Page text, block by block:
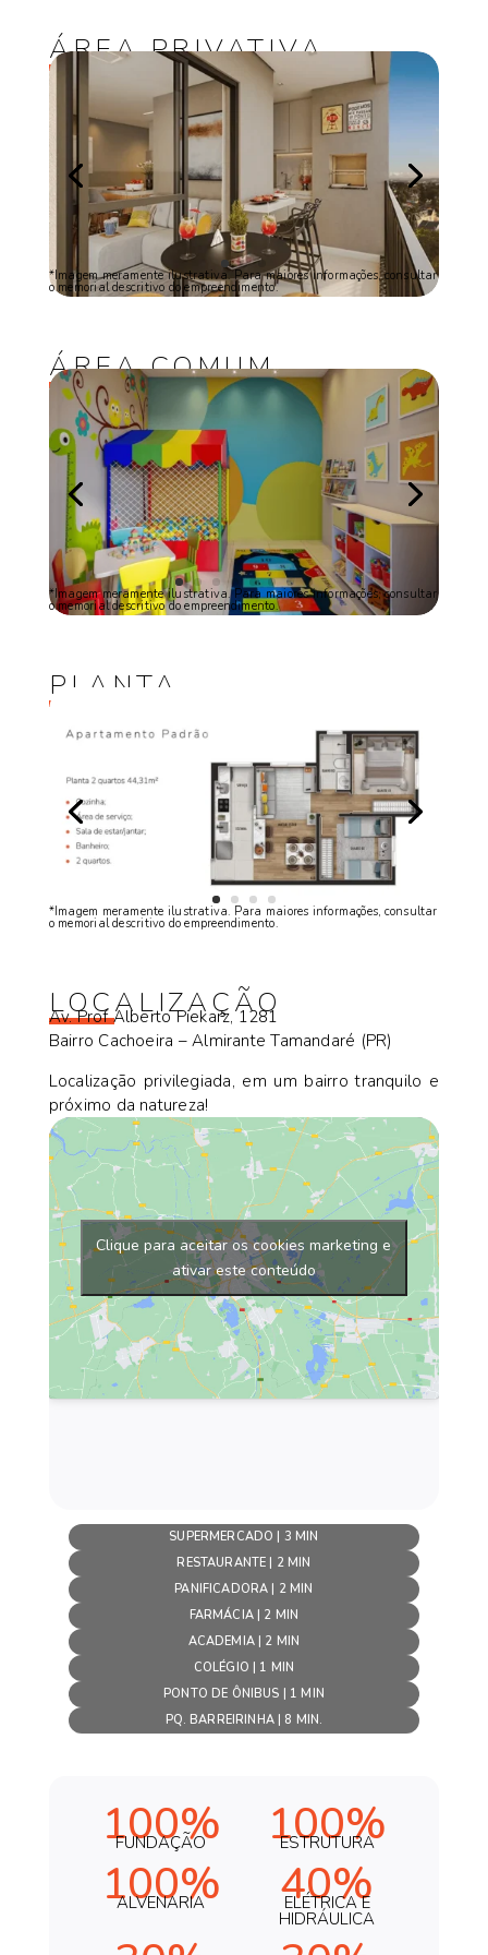
ÁREA PRIVATIVA
*Imagem meramente ilustrativa. Para maiores informações, consultar
o memorial descritivo do empreendimento.
ÁREA COMUM
*Imagem meramente ilustrativa. Para maiores informações, consultar
o memorial descritivo do empreendimento.
PLANTA
*Imagem meramente ilustrativa. Para maiores informações, consultar
o memorial descritivo do empreendimento.
LOCALIZAÇÃO
Av. Prof Alberto Piekarz, 1281
Bairro Cachoeira – Almirante Tamandaré (PR)
Localização privilegiada, em um bairro tranquilo e
próximo da natureza!
Clique para aceitar os cookies marketing e
ativar este conteúdo
SUPERMERCADO | 3 MIN
RESTAURANTE | 2 MIN
PANIFICADORA | 2 MIN
FARMÁCIA | 2 MIN
ACADEMIA | 2 MIN
COLÉGIO | 1 MIN
PONTO DE ÔNIBUS | 1 MIN
PQ. BARREIRINHA | 8 MIN.
100%
FUNDAÇÃO 100%
ESTRUTURA
100%
ALVENARIA 40%
ELÉTRICA E
HIDRÁULICA